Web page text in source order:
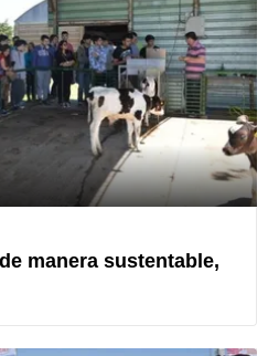
manera sustentable,